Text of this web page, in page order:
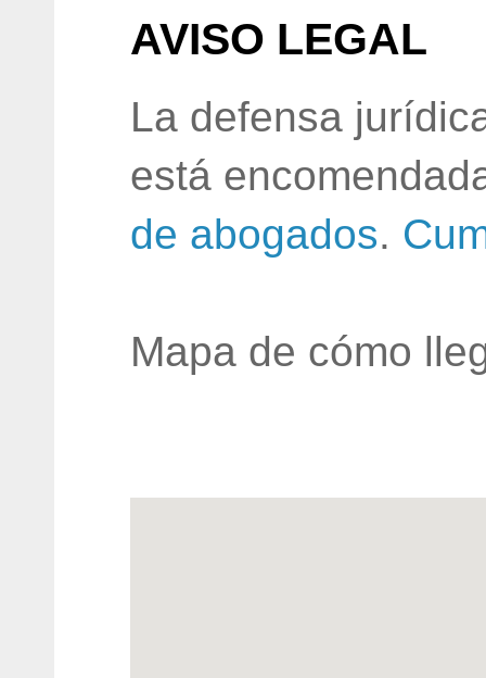
AVISO LEGAL
La defensa
está
de abogados.
Mapa de cómo